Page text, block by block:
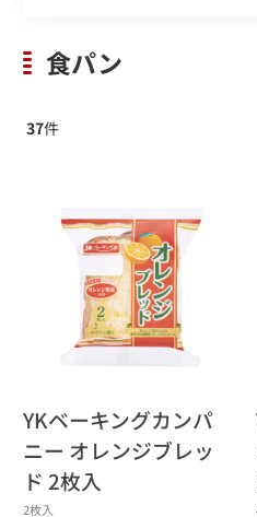
食パン
37件
YKベーキングカンパ
ニー オレンジブレッ
ド 2枚入
2枚入